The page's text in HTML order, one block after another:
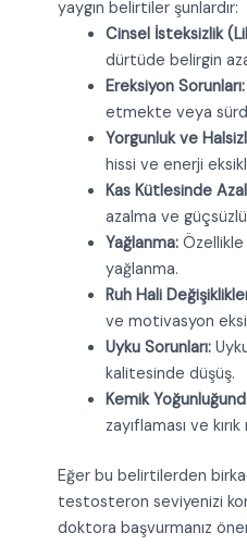
yaygın belirtiler şunlardır:
Cinsel İsteksizlik
dürtüde belirgin
Ereksiyon Sorunları:
etmekte veya
Yorgunluk ve
hissi ve enerji
Kas Kütlesinde
azalma ve
Yağlanma:Özellikle
yağlanma.
Ruh Hali
ve motivasyon
Uyku Sorunları:
kalitesinde düşüş.
Kemik
zayıflaması ve
Eğer bu belirtilerden
testosteron seviyenizi
doktora başvurmanız